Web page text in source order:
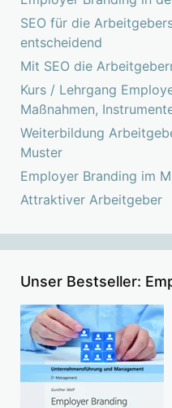
SEO für die
entscheidend
Mit SEO die
Kurs / Lehrgang
Maßnahmen,
Weiterbildung
Muster
Employer Branding im
Attraktiver Arbeitgeber
Unser Bestseller: